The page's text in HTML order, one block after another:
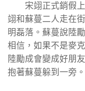
宋翊正式銷假上
翊和蘇蔓二人走在
明磊落。蘇蔓說陸
相信，如果不是麥
陸勵成會變成好朋
抱著蘇蔓躲到一旁。